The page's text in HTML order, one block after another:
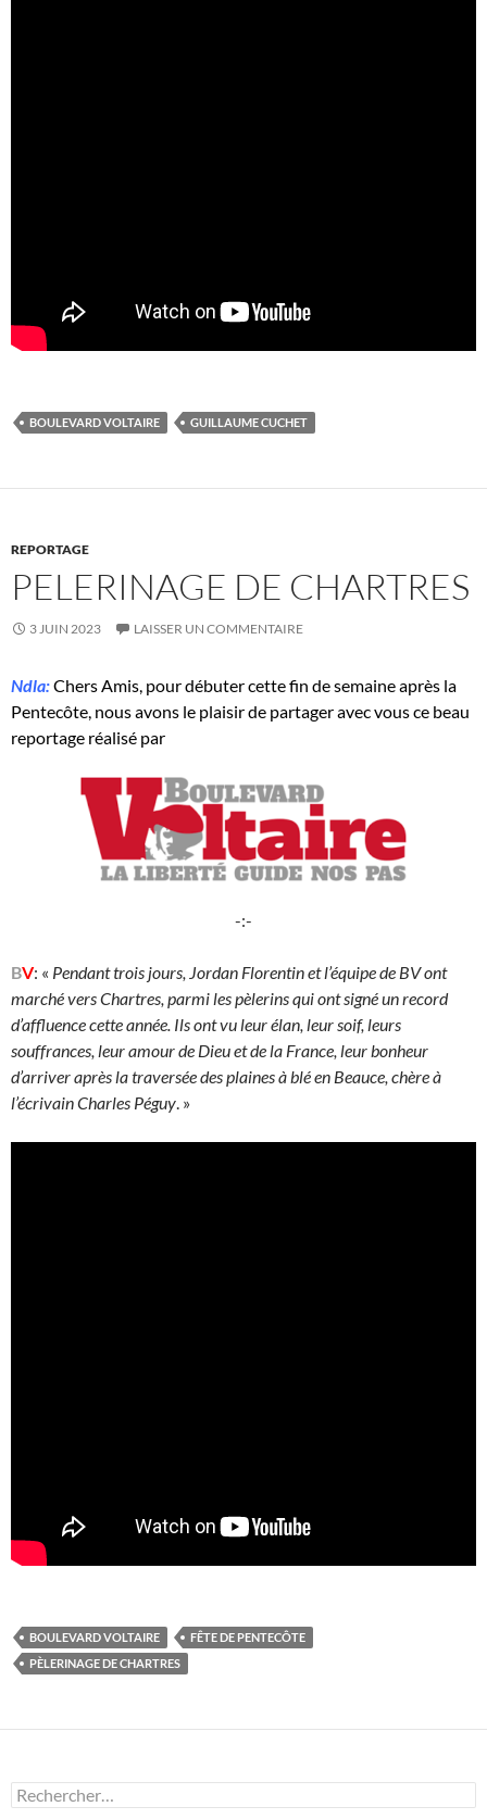
BOULEVARD VOLTAIRE GUILLAUME CUCHET
REPORTAGE
PELERINAGE DE CHARTRES
3 JUIN 2023 LAISSER UN COMMENTAIRE
Ndla:Chers Amis, pour débuter cette fin de semaine après la
Pentecôte, nous avons le plaisir de partager avec vous ce beau
reportage réalisé par
-:-
BV: « Pendant trois jours, Jordan Florentin et l’équipe de BV ont
marché vers Chartres, parmi les pèlerins qui ont signé un record
d’affluence cette année. Ils ont vu leur élan, leur soif, leurs
souffrances, leur amour de Dieu et de la France, leur bonheur
d’arriver après la traversée des plaines à blé en Beauce, chère à
l’écrivain Charles Péguy. »
BOULEVARD VOLTAIRE
FÊTE DE PENTECÔTE
PÈLERINAGE DE CHARTRES
Rechercher :